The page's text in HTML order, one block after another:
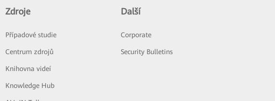
Zdroje
Případové studie
Centrum zdrojů
Knihovna videí
Knowledge Hub
Další
Corporate
Security Bulletins